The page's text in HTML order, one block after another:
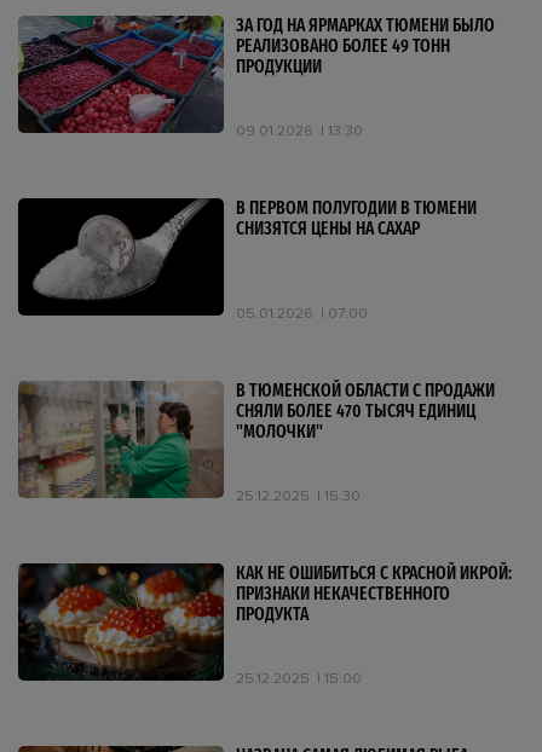
ЗА ГОД НА ЯРМАРКАХ ТЮМЕНИ БЫЛО
РЕАЛИЗОВАНО БОЛЕЕ 49 ТОНН
ПРОДУКЦИИ
09.01.2026 13:30
В ПЕРВОМ ПОЛУГОДИИ В ТЮМЕНИ
СНИЗЯТСЯ ЦЕНЫ НА САХАР
05.01.2026 07:00
В ТЮМЕНСКОЙ ОБЛАСТИ С ПРОДАЖИ
СНЯЛИ БОЛЕЕ 470 ТЫСЯЧ ЕДИНИЦ
"МОЛОЧКИ"
25.12.2025 15:30
КАК НЕ ОШИБИТЬСЯ С КРАСНОЙ ИКРОЙ:
ПРИЗНАКИ НЕКАЧЕСТВЕННОГО
ПРОДУКТА
25.12.2025 15:00